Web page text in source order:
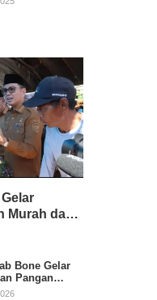
MK
Murah dan
Bone Gelar
Pangan
Warga Serbu